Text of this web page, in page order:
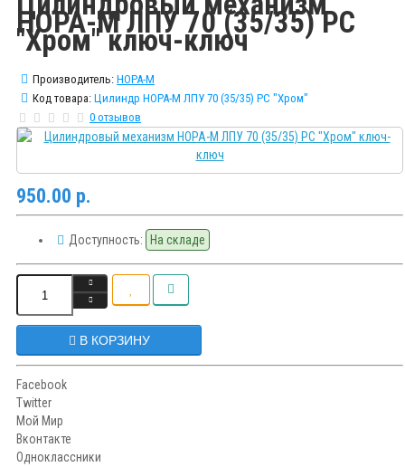
НОРА-М ЛПУ 70 (35/35) PC
"Хром" ключ-ключ
Производитель: НОРА-М
Код товара: Цилиндр НОРА-М ЛПУ 70 (35/35) PC "Хром"
0 отзывов
950.00 р.
Доступность: На складе
В КОРЗИНУ
Facebook
Twitter
Мой Мир
Вконтакте
Одноклассники